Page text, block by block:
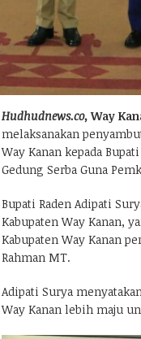
Hudhudnews.co,Way
melaksanakan
Way Kanan kepada
Gedung Serba Guna
Bupati Raden Adipati
Kabupaten Way Kanan,
Kabupaten Way Kanan
Rahman MT.
Adipati Surya
Way Kanan lebih maju